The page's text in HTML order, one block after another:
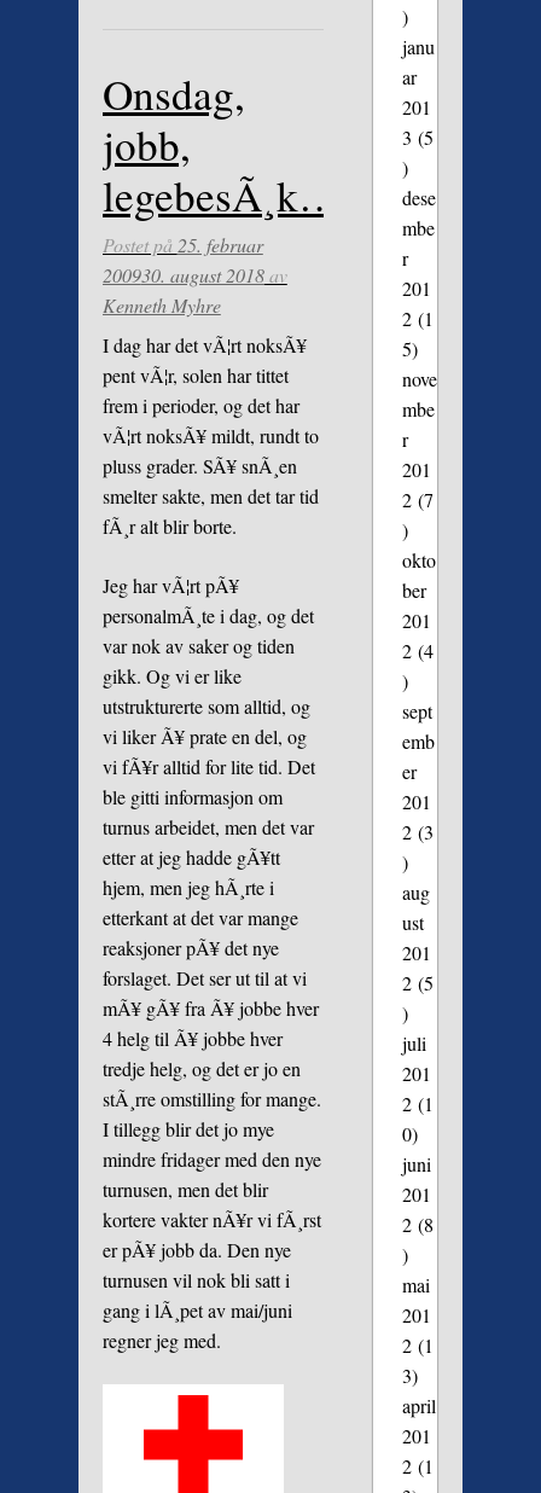
Onsdag,
jobb,
legebesÃ¸k…
Postet på 25. februar
200930. august 2018av
Kenneth Myhre
I dag har det vÃ¦rt noksÃ¥
pent vÃ¦r, solen har tittet
frem i perioder, og det har
vÃ¦rt noksÃ¥ mildt, rundt to
pluss grader. SÃ¥ snÃ¸en
smelter sakte, men det tar tid
fÃ¸r alt blir borte.
Jeg har vÃ¦rt pÃ¥
personalmÃ¸te i dag, og det
var nok av saker og tiden
gikk. Og vi er like
utstrukturerte som alltid, og
vi liker Ã¥ prate en del, og
vi fÃ¥r alltid for lite tid. Det
ble gitti informasjon om
turnus arbeidet, men det var
etter at jeg hadde gÃ¥tt
hjem, men jeg hÃ¸rte i
etterkant at det var mange
reaksjoner pÃ¥ det nye
forslaget. Det ser ut til at vi
mÃ¥ gÃ¥ fra Ã¥ jobbe hver
4 helg til Ã¥ jobbe hver
tredje helg, og det er jo en
stÃ¸rre omstilling for mange.
I tillegg blir det jo mye
mindre fridager med den nye
turnusen, men det blir
kortere vakter nÃ¥r vi fÃ¸rst
er pÃ¥ jobb da. Den nye
turnusen vil nok bli satt i
gang i lÃ¸pet av mai/juni
regner jeg med.
)
janu
ar
201
3 (5
)
dese
mbe
r
201
2(1
5)
nove
mbe
r
201
2(7
)
okto
ber
201
2(4
)
sept
emb
er
201
2(3
)
aug
ust
201
2(5
)
juli
201
2(1
0)
juni
201
2(8
)
mai
201
2(1
3)
april
201
2(1